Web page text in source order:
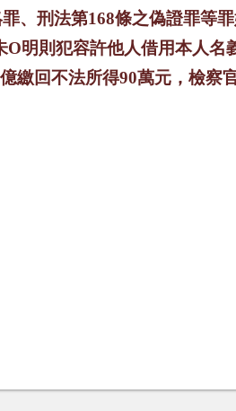
、刑法第168條之偽證罪等
O明則犯容許他人借用本人名
億繳回不法所得90萬元，檢察